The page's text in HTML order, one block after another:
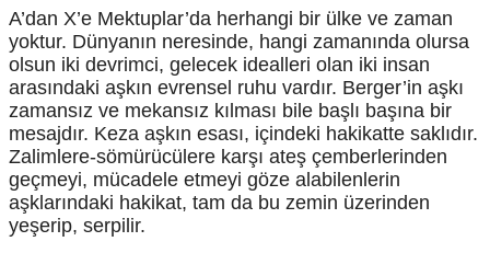
A’dan X’e Mektuplar’da herhangi bir ülke ve zaman
yoktur. Dünyanın neresinde, hangi zamanında olursa
olsun iki devrimci, gelecek idealleri olan iki insan
arasındaki aşkın evrensel ruhu vardır. Berger’in aşkı
zamansız ve mekansız kılması bile başlı başına bir
mesajdır. Keza aşkın esası, içindeki hakikatte saklıdır.
Zalimlere-sömürücülere karşı ateş çemberlerinden
geçmeyi, mücadele etmeyi göze alabilenlerin
aşklarındaki hakikat, tam da bu zemin üzerinden
yeşerip, serpilir.